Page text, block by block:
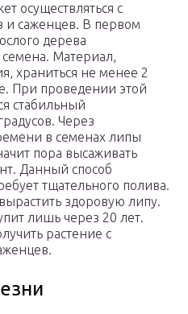
осуществляться с
и саженцев. В первом
дерева
Материал,
храниться не менее 2
При проведении этой
стабильный
Через
в семенах липы
пора высаживать
Данный способ
тщательного полива.
здоровую липу.
лишь через 20 лет.
растение с